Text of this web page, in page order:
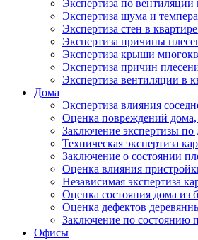
Экспертиза по вентиляции
Экспертиза шума и
Экспертиза стен в
Экспертиза причины
Экспертиза крыши
Экспертиза причин
Экспертиза вентиляции в
Дома
Экспертиза влияния
Оценка повреждений
Заключение экспертизы
Техническая экспертиза
Заключение о состоянии
Оценка влияния
Независимая экспертиза
Оценка состояния дома из
Оценка дефектов
Заключение по состоянию
Офисы